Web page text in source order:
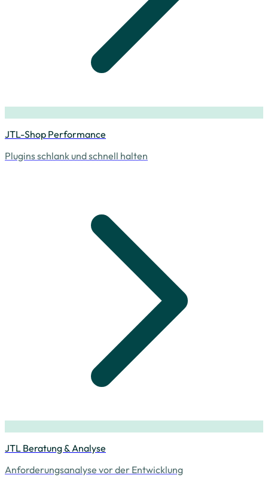
JTL-Shop Performance
Plugins schlank und schnell halten
JTL Beratung & Analyse
Anforderungsanalyse vor der Entwicklung